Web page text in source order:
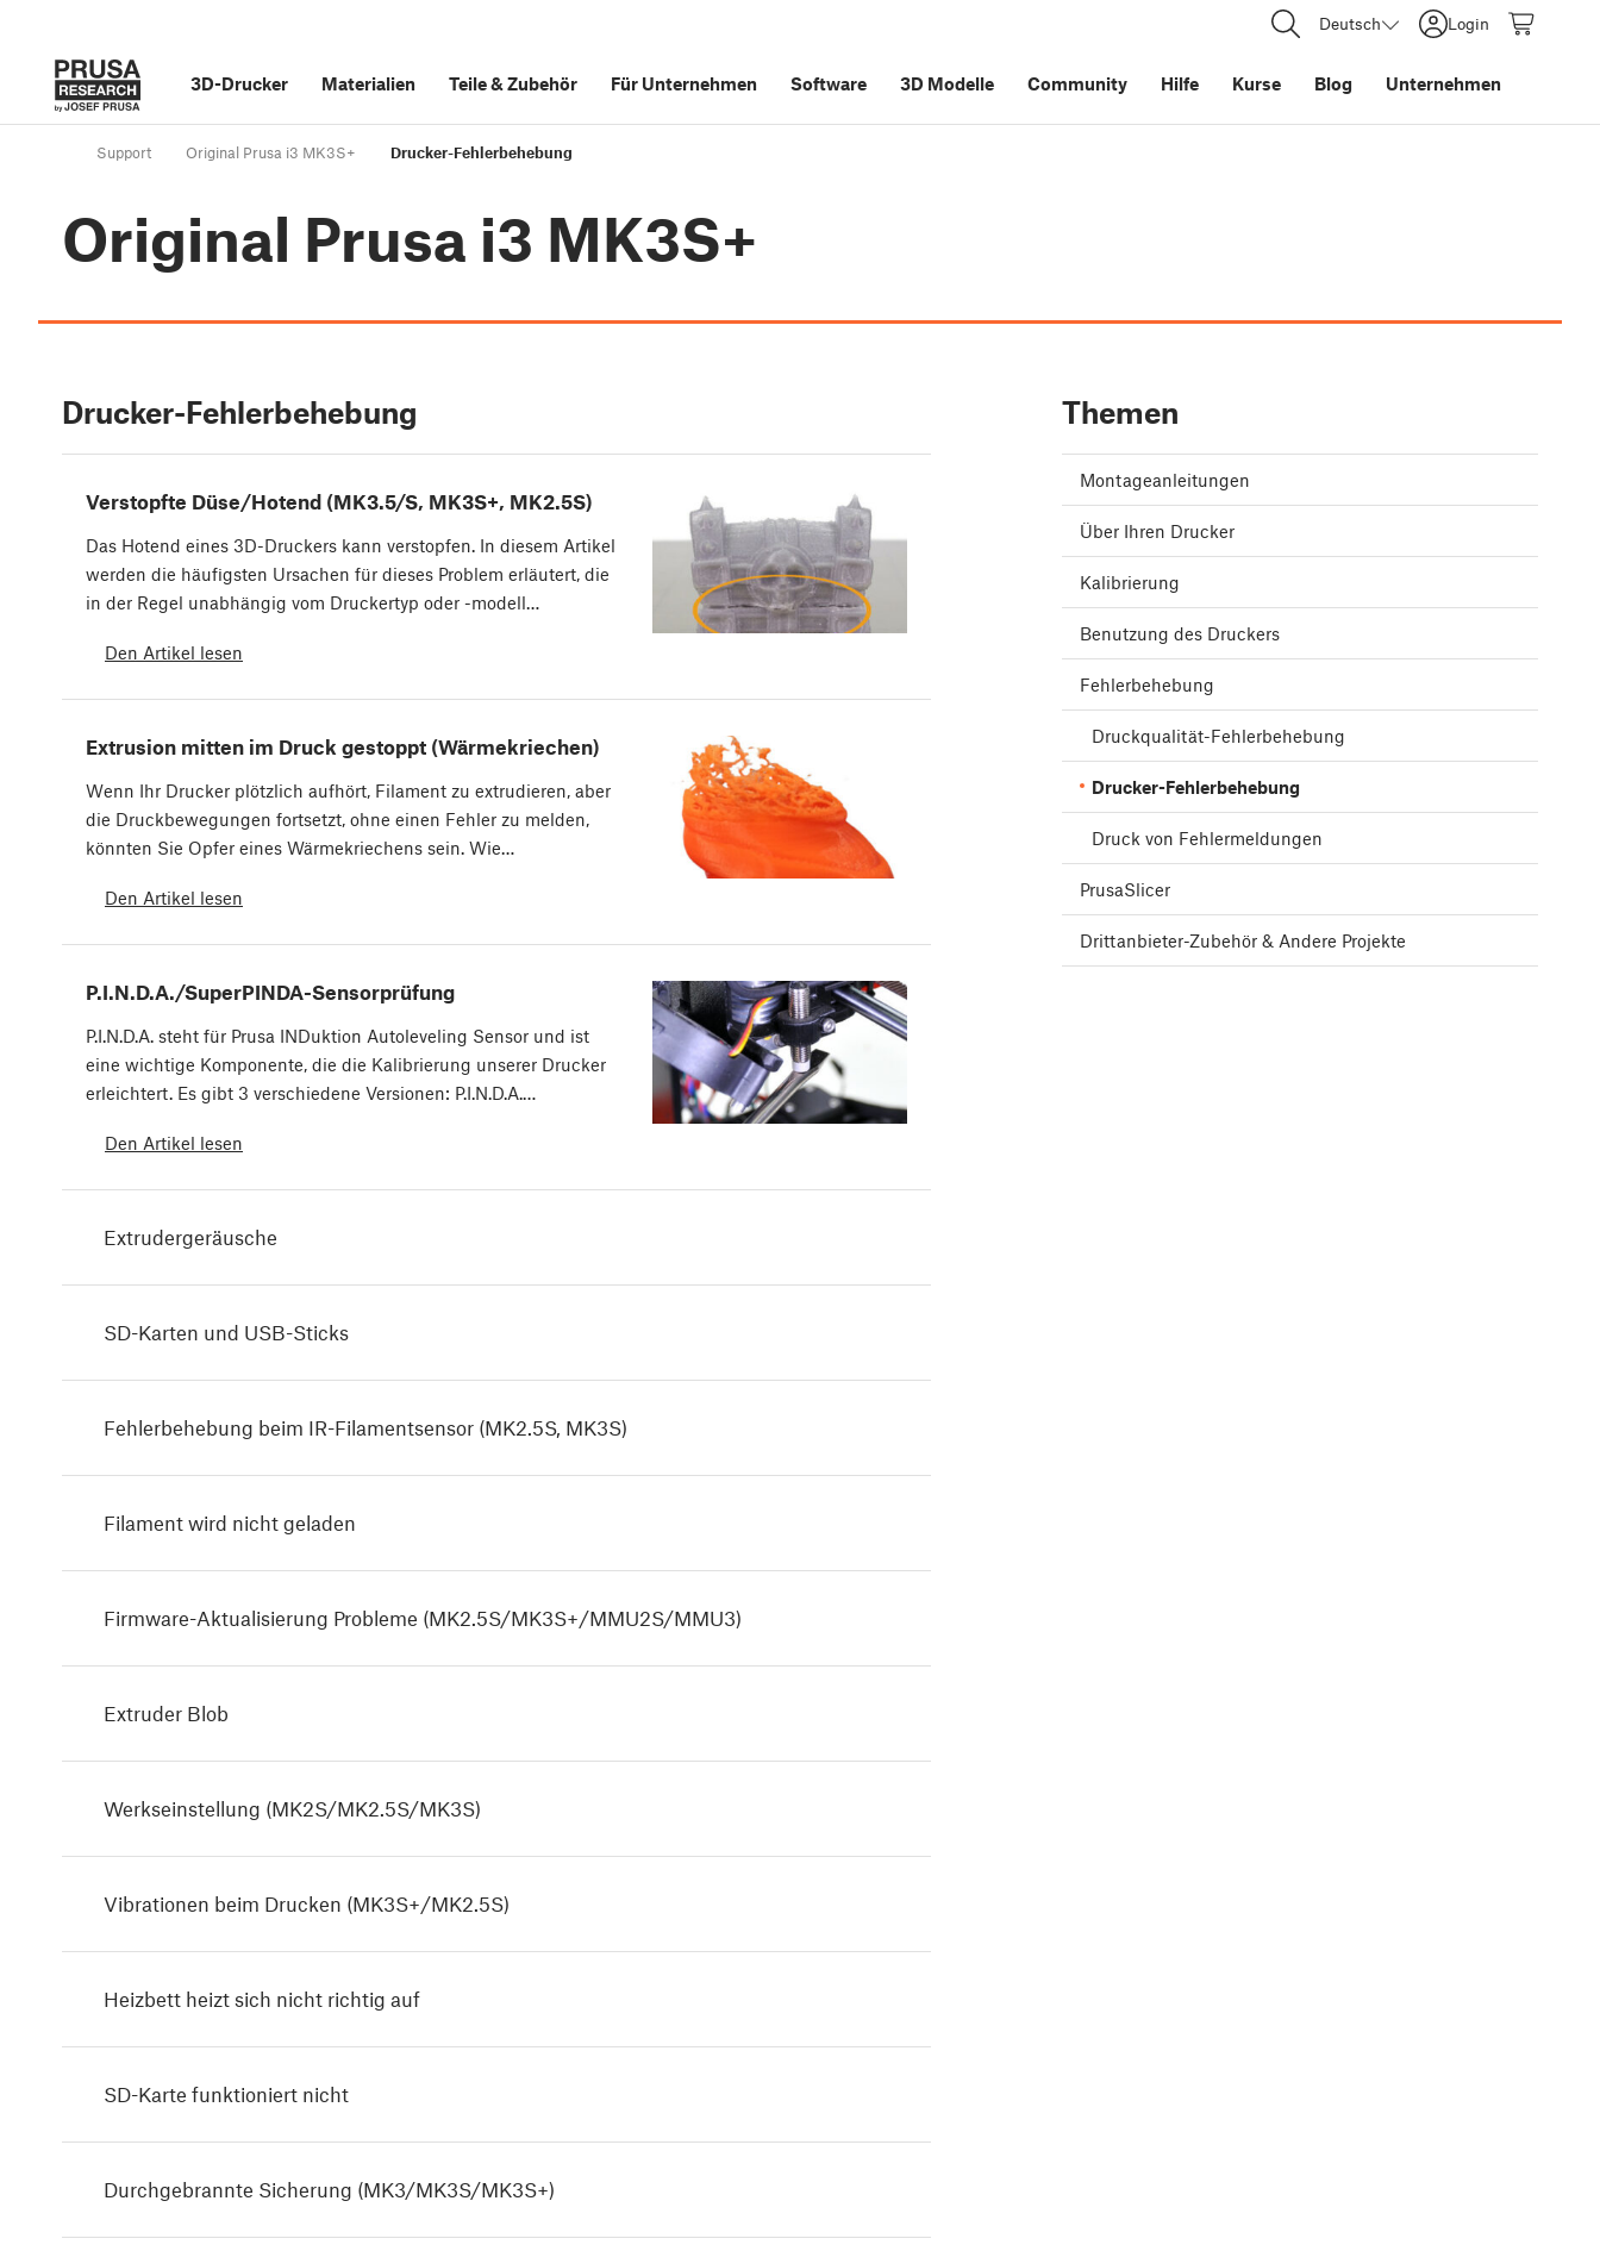
Deutsch Login
3D-Drucker Materialien Teile&Zubehör Für Unternehmen Software 3D Modelle Community Hilfe Kurse Blog Unternehmen
Support Original Prusa i3 MK3S+ Drucker-Fehlerbehebung
Original Prusa i3 MK3S+
Drucker-Fehlerbehebung
Verstopfte Düse/Hotend (MK3.5/S, MK3S+, MK2.5S)
Das Hotend eines 3D-Druckers kann verstopfen. In diesem Artikel
werden die häufigsten Ursachen für dieses Problem erläutert, die
in der Regel unabhängig vom Druckertyp oder -modell…
Den Artikel lesen
Extrusion mitten im Druck gestoppt (Wärmekriechen)
Wenn Ihr Drucker plötzlich aufhört, Filament zu extrudieren, aber
die Druckbewegungen fortsetzt, ohne einen Fehler zu melden,
könnten Sie Opfer eines Wärmekriechens sein. Wie…
Den Artikel lesen
P.I.N.D.A./SuperPINDA-Sensorprüfung
P.I.N.D.A. steht für Prusa INDuktion Autoleveling Sensor und ist
eine wichtige Komponente, die die Kalibrierung unserer Drucker
erleichtert. Es gibt 3 verschiedene Versionen: P.I.N.D.A.…
Den Artikel lesen
Extrudergeräusche
SD-Karten und USB-Sticks
Fehlerbehebung beim IR-Filamentsensor (MK2.5S, MK3S)
Filament wird nicht geladen
Firmware-Aktualisierung Probleme (MK2.5S/MK3S+/MMU2S/MMU3)
Extruder Blob
Werkseinstellung (MK2S/MK2.5S/MK3S)
Vibrationen beim Drucken (MK3S+/MK2.5S)
Heizbett heizt sich nicht richtig auf
SD-Karte funktioniert nicht
Durchgebrannte Sicherung (MK3/MK3S/MK3S+)
Themen
Montageanleitungen
Über Ihren Drucker
Kalibrierung
Benutzung des Druckers
Fehlerbehebung
Druckqualität-Fehlerbehebung
Drucker-Fehlerbehebung
Druck von Fehlermeldungen
PrusaSlicer
Drittanbieter-Zubehör & Andere Projekte